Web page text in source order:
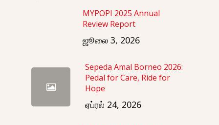
MYPOPI 2025 Annual
Review Report
ஜூலை 3, 2026
Sepeda Amal Borneo 2026:
Pedal for Care, Ride for
Hope
ஏப்ரல் 24, 2026